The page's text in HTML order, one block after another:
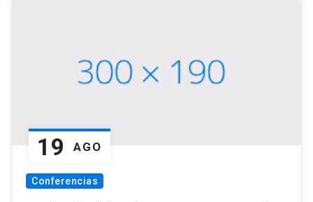
19 AGO
Conferencias